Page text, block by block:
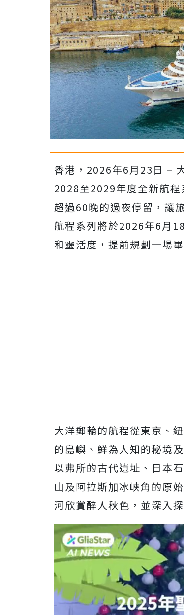
香港，2026年6月23日 –
2028至2029年度全新航
超過60晚的過夜停留，讓
航程系列將於2026年6月
和靈活度，提前規劃一場
大洋郵輪的航程從東京、
的島嶼、鮮為人知的秘境
以弗所的古代遺址、日本
山及阿拉斯加冰峽角的原
河欣賞醉人秋色，並深入